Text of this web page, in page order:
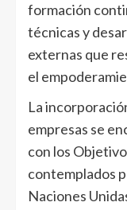
formación
técnicas y
externas que
el
La
empresas se
con los
contemplados
Naciones